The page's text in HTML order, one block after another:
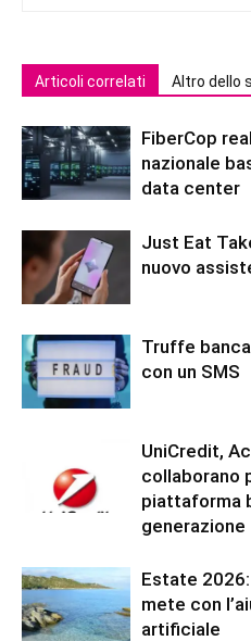
Articoli correlati Altro dello
FiberCop
nazionale
data center
Just Eat
nuovo
Truffe
con un SMS
UniCredit,
collaborano
piattaforma
generazione
Estate
mete con
artificiale